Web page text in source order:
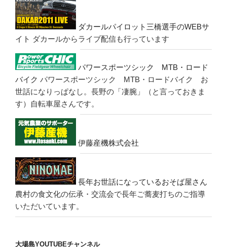
ダカールパイロット三橋選手のWEBサ
イト ダカールからライブ配信も行っています
パワースポーツシック MTB・ロード
バイク パワースポーツシック MTB・ロードバイク お
世話になりっぱなし。長野の「凄腕」（と言っておきま
す）自転車屋さんです。
伊藤産機株式会社
長年お世話になっているおそば屋さん
農村の食文化の伝承・交流会で長年ご蕎麦打ちのご指導
いただいています。
大場島YOUTUBEチャンネル